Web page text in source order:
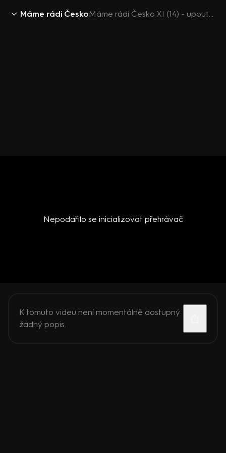
Máme rádi Česko Máme rádi Česko XI (14) - upoutávka
Nepodařilo se inicializovat přehrávač
K tomuto videu není momentálně dostupný
žádný popis.